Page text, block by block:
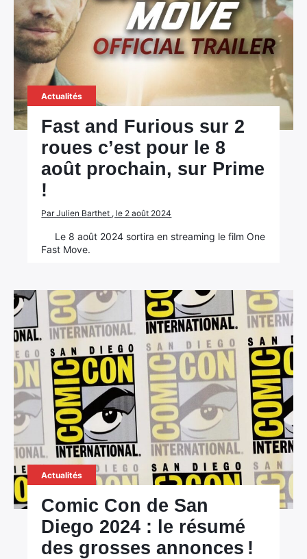
Actualités
Fast and Furious sur 2
roues c’est pour le 8
août prochain, sur Prime
!
Par Julien Barthet , le 2 août 2024
Le 8 août 2024 sortira en streaming le film One
Fast Move.
Actualités
Comic Con de San
Diego 2024 : le résumé
des grosses annonces !